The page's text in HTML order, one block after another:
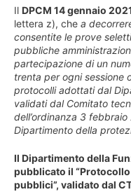
Il DPCM 14 gennaio
lettera z), che a
consentite le prove
pubbliche
partecipazione di un
trenta per ogni sessione
protocolli adottati dal
validati dal Comitato
dell’ordinanza 3
Dipartimento della
Il Dipartimento della
pubblicato il
pubblici”, validato dal